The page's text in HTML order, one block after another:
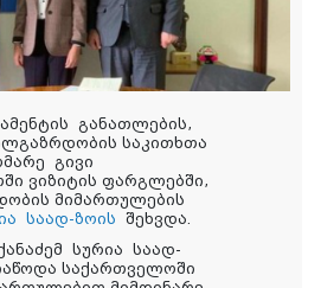
განათლების,
საკითხთა
გივი
ვიზიტის ფარგლებში,
მიმართულების
საად-ზოის
შეხვდა.
სურია
საად-
საქართველოში